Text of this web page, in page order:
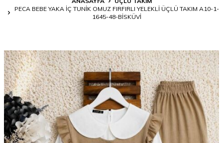
PECA BEBE YAKA İÇ TUNİK OMUZ FIRFIRLI YELEKLİ ÜÇLÜ TAKIM A10-1-
1645-48-BİSKÜVİ